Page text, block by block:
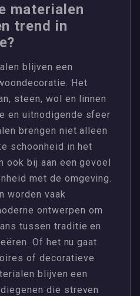
materialen
trend in
blijven een
Het
steen, wol en linnen
en uitnodigende sfeer
brengen niet alleen
schoonheid in het
ook bij aan een gevoel
met de omgeving.
worden vaak
ontwerpen om
tussen traditie en
Of het nu gaat
of decoratieve
blijven een
die streven